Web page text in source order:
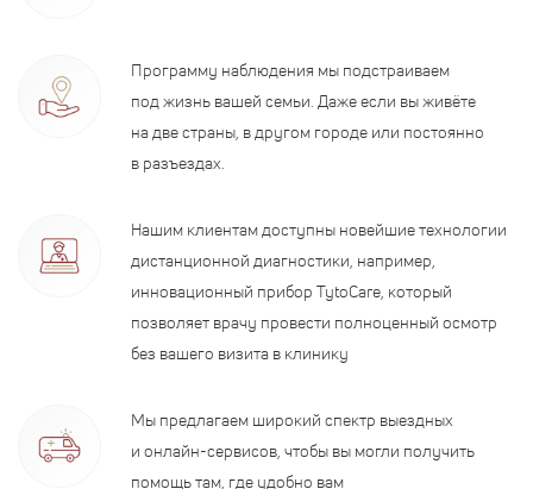
Программу наблюдения мы подстраиваем
под жизнь вашей семьи. Даже если вы живёте
на две страны, в другом городе или постоянно
в разъездах.
Нашим клиентам доступны новейшие технологии
дистанционной диагностики, например,
инновационный прибор TytoCare, который
позволяет врачу провести полноценный осмотр
без вашего визита в клинику
Мы предлагаем широкий спектр выездных
и онлайн-сервисов, чтобы вы могли получить
помощь там, где удобно вам